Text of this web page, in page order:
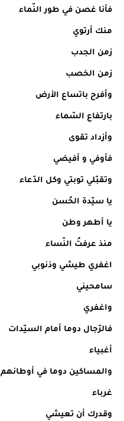
فأنا غصن في طور النّماء
منك أرتوي
زمن الجدب
زمن الخصب
وأفرح باتساع الأرض
بارتفاع السّماء
وأزداد تقوى
فأوفي و أفيضي
وتقبّلي توبتي وكل الدّعاء
يا سيّدة الحُسن
يا أطهر وطن
منذ عرفتُ النّساء
اغفري طيشي وذنوبي
سامحيني
واغفري
فالرّجال دوما أمام السيّدات
أغبياء
والمساكين دوما في أوطانهم
غرباء
وقدرك أن تعيشي